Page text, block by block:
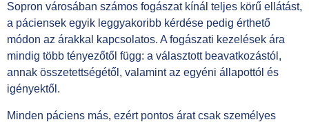
Sopron városában számos fogászat kínál teljes körű ellátást,
a páciensek egyik leggyakoribb kérdése pedig érthető
módon az árakkal kapcsolatos. A fogászati kezelések ára
mindig több tényezőtől függ: a választott beavatkozástól,
annak összetettségétől, valamint az egyéni állapottól és
igényektől.
Minden páciens más, ezért pontos árat csak személyes